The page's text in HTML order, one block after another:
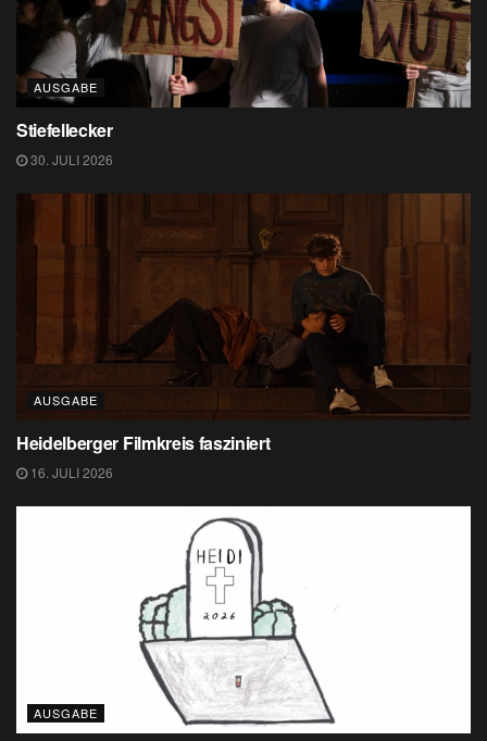
AUSGABE
Stiefellecker
30. JULI 2026
AUSGABE
Heidelberger Filmkreis fasziniert
16. JULI 2026
AUSGABE